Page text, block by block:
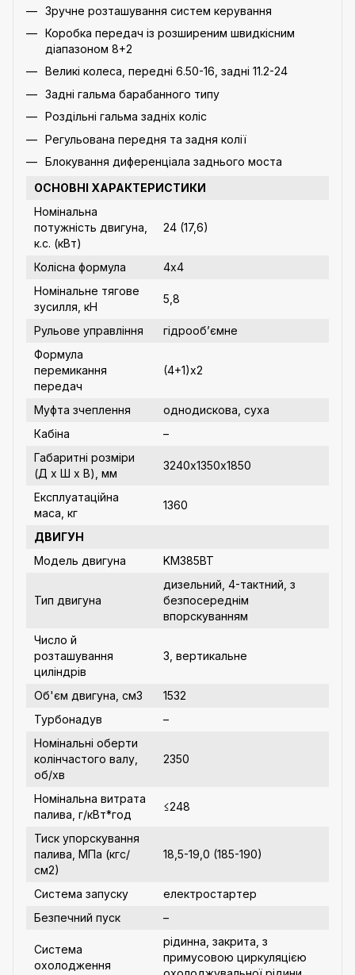
Зручне розташування систем керування
Коробка передач із розширеним швидкісним
діапазоном 8+2
Великі колеса, передні 6.50-16, задні 11.2-24
Задні гальма барабанного типу
Роздільні гальма задніх коліс
Регульована передня та задня колії
Блокування диференціала заднього моста
ОСНОВНІ ХАРАКТЕРИСТИКИ
Номінальна
потужність двигуна,
к.с. (кВт)
24 (17,6)
Колісна формула
4х4
Номінальне тягове
зусилля, кН
5,8
Рульове управління
гідрооб’ємне
Формула
перемикання
передач
(4+1)х2
Муфта зчеплення
однодискова, суха
Кабіна
–
Габаритні розміри
(Д х Ш х В), мм
3240х1350х1850
Експлуатаційна
маса, кг
1360
ДВИГУН
Модель двигуна
KM385BT
Тип двигуна
дизельний, 4-тактний, з
безпосереднім
впорскуванням
Число й
розташування
циліндрів
3, вертикальне
Об'єм двигуна, cм3
1532
Турбонадув
–
Номінальні оберти
колінчастого валу,
об/хв
2350
Номінальна витрата
палива, г/кВт*год
≤248
Тиск упорскування
палива, МПа (кгс/
см2)
18,5-19,0 (185-190)
Система запуску
електростартер
Безпечний пуск
–
Система
охолодження
рідинна, закрита, з
примусовою циркуляцією